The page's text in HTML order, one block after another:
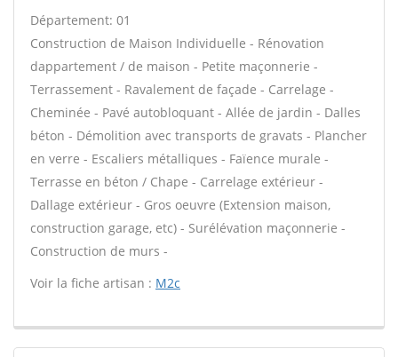
Département: 01
Construction de Maison Individuelle - Rénovation
dappartement / de maison - Petite maçonnerie -
Terrassement - Ravalement de façade - Carrelage -
Cheminée - Pavé autobloquant - Allée de jardin - Dalles
béton - Démolition avec transports de gravats - Plancher
en verre - Escaliers métalliques - Faïence murale -
Terrasse en béton / Chape - Carrelage extérieur -
Dallage extérieur - Gros oeuvre (Extension maison,
construction garage, etc) - Surélévation maçonnerie -
Construction de murs -
Voir la fiche artisan : M2c